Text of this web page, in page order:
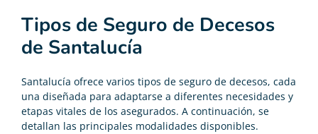
Tipos de Seguro de Decesos
de Santalucía
Santalucía ofrece varios tipos de seguro de decesos, cada
una diseñada para adaptarse a diferentes necesidades y
etapas vitales de los asegurados. A continuación, se
detallan las principales modalidades disponibles.